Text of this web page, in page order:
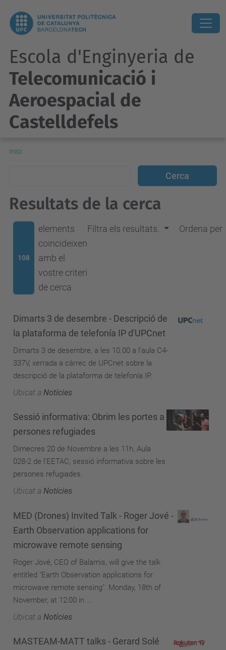
Escola d'Enginyeria de
Telecomunicació i
Aeroespacial de
Castelldefels
Inici
Resultats de la cerca
108
elements
coincideixen
amb el
vostre criteri
de cerca
Filtra els resultats. Ordena per
Dimarts 3 de desembre - Descripció de
la plataforma de telefonía IP d'UPCnet
Dimarts 3 de desembre, a les 10.00 a l'aula C4-
337V, xerrada a càrrec de UPCnet sobre la
descripció de la plataforma de telefonía IP.
Ubicat a Notícies
Sessió informativa: Obrim les portes a
persones refugiades
Dimecres 20 de Novembre a les 11h, Aula
028-2 de l'EETAC, sessió informativa sobre les
persones refugiades.
Ubicat a Notícies
MED (Drones) Invited Talk - Roger Jové -
Earth Observation applications for
microwave remote sensing
Roger Jové, CEO of Balamis, will give the talk
entitled "Earth Observation applications for
microwave remote sensing". Monday, 18th of
November, at 12:00 in ...
Ubicat a Notícies
MASTEAM-MATT talks - Gerard Solé